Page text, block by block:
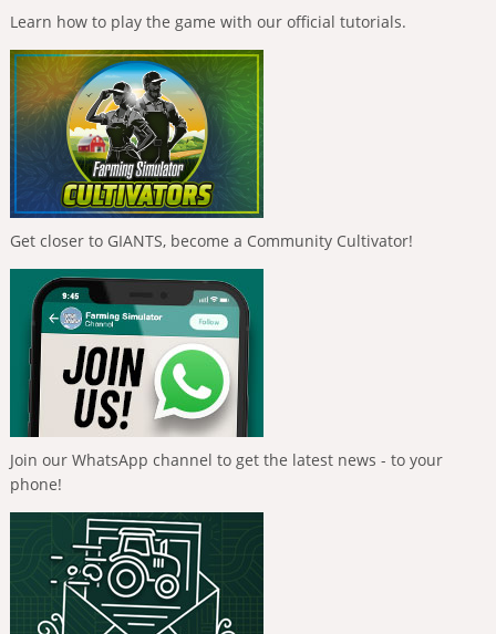
Learn how to play the game with our official tutorials.
Get closer to GIANTS, become a Community Cultivator!
Join our WhatsApp channel to get the latest news - to your
phone!